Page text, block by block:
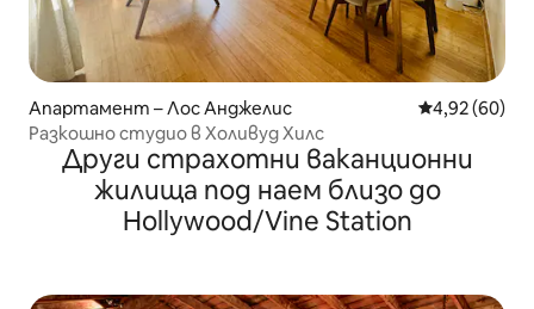
Апартамент – Лос Анджелис Средна
4,92 (60)
Разкошно студио в Холивуд Хилс
Други страхотни ваканционни
жилища под наем близо до
Hollywood/Vine Station